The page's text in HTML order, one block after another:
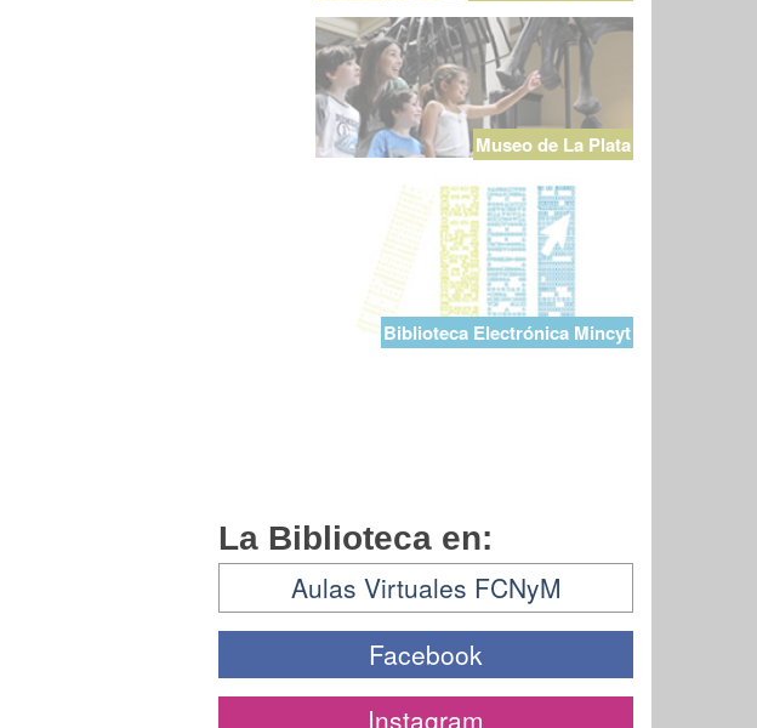
Museo de La Plata
Biblioteca Electrónica Mincyt
La Biblioteca en:
Aulas Virtuales FCNyM
Facebook
Instagram